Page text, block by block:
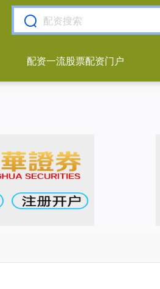
配资一流股票配资门户